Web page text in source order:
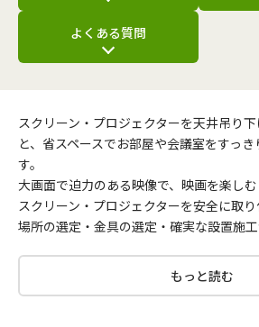
よくある質問
スクリーン・プロジェクターを天井吊り
と、省スペースでお部屋や会議室をすっ
す。
大画面で迫力のある映像で、映画を楽しむ
スクリーン・プロジェクターを安全に取
場所の選定・金具の選定・確実な設置施工
もっと読む